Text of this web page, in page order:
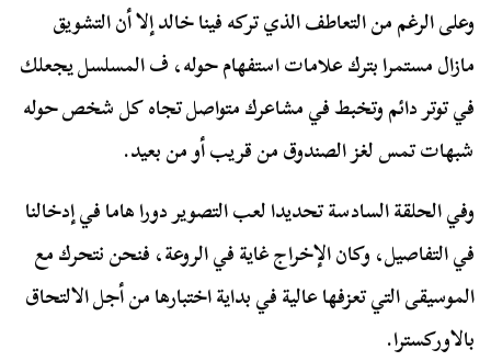
وعلى الرغم من التعاطف الذي تركه فينا خالد إلا أن التشويق
مازال مستمرا بترك علامات استفهام حوله، ف المسلسل يجعلك
في توتر دائم وتخبط في مشاعرك متواصل تجاه كل شخص حوله
شبهات تمس لغز الصندوق من قريب أو من بعيد.
وفي الحلقة السادسة تحديدا لعب التصوير دورا هاما في إدخالنا
في التفاصيل، وكان الإخراج غاية في الروعة، فنحن نتحرك مع
الموسيقى التي تعزفها عالية في بداية اختبارها من أجل الالتحاق
بالاوركسترا.